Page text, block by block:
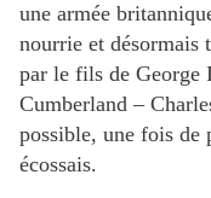
une armée
nourrie et désormais
par le fils de
Cumberland –
possible, une fois de
écossais.